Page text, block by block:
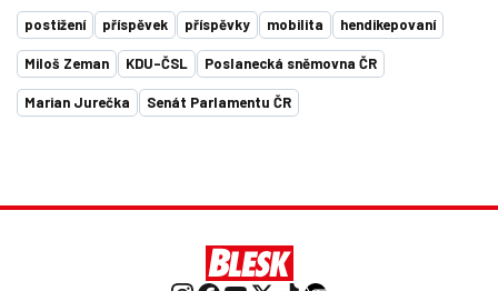
postižení příspěvek příspěvky mobilita hendikepovaní
Miloš Zeman KDU-ČSL Poslanecká sněmovna ČR
Marian Jurečka Senát Parlamentu ČR